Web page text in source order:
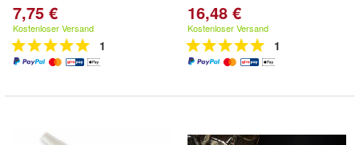
7,75 €
Kostenloser Versand
1
16,48 €
Kostenloser Versand
1